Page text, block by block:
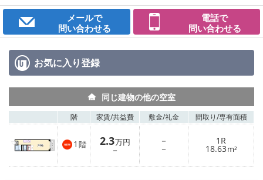
メールで
問い合わせる
電話で
問い合わせる
お気に入り登録
同じ建物の他の空室
階 家賃/共益費 敷金/礼金 間取り/専有面積
1 階 2.3万円
－
－
－
1R
18.63m²